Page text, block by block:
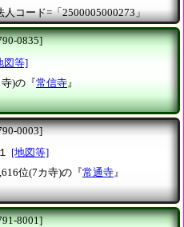
人コード=「2500005000273」
0835]
図等]
)の『常信寺 』
0003]
[地図等]
位(7カ寺)の『常通寺』
8001]